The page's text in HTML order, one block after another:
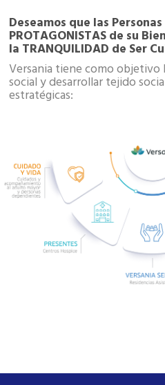
Deseamos que las
PROTAGONISTAS de su
la TRANQUILIDAD de Ser
Versania tiene como
social y desarrollar tejido
estratégicas: